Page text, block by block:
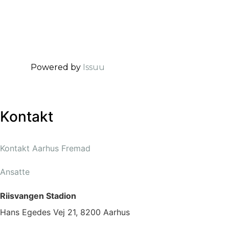
Powered by Issuu
Kontakt
Kontakt Aarhus Fremad
Ansatte
Riisvangen Stadion
Hans Egedes Vej 21, 8200 Aarhus